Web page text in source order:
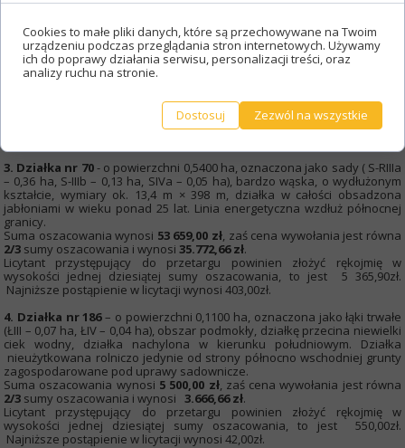
(RIIIa – 0,41 ha) sady (S-RIIIa – 0,18 ha), grunty zadrzewione i zakrzewione
(LzIV – 0,09 ha), pastwiska trwałe (PsIV – 0,04 ha) i rowy (W- 0,01 ha),
bardzo wąska, o wydłużonym kształcie, wymiary ok. 13,5 m × 573 m,
działka w całości obsadzona drzewami śliwy w wieku ponad 8 lat.
sumy oszacowania i wynosi48.359,33 zł.
Licytant przystępujący do przetargu powinien złożyć rękojmię w
wysokości jednej dziesiątej sumy oszacowania, to jest 7 253,90zł.
3. Działka nr 70- o powierzchni 0,5400 ha, oznaczona jako sady ( S-RIIIa
– 0,36 ha, S-IIIb – 0,13 ha, SIVa – 0,05 ha), bardzo wąska, o wydłużonym
kształcie, wymiary ok. 13,4 m × 398 m, działka w całości obsadzona
jabłoniami w wieku ponad 25 lat. Linia energetyczna wzdłuż północnej
granicy.
Suma oszacowania wynosi 53 659,00 zł, zaś cena wywołania jest równa
2/3 sumy oszacowania i wynosi 35.772,66 zł.
Licytant przystępujący do przetargu powinien złożyć rękojmię w
wysokości jednej dziesiątej sumy oszacowania, to jest 5 365,90zł.
Najniższe postąpienie w licytacji wynosi 403,00zł.
4. Działka nr 186– o powierzchni 0,1100 ha, oznaczona jako łąki trwałe
(ŁIII – 0,07 ha, ŁIV – 0,04 ha), obszar podmokły, działkę przecina niewielki
ciek wodny, działka nachylona w kierunku południowym. Działka
nieużytkowana rolniczo jedynie od strony północno wschodniej grunty
zagospodarowane pod uprawy sadownicze.
Suma oszacowania wynosi 5 500,00 zł, zaś cena wywołania jest równa
2/3 sumy oszacowania i wynosi 3.666,66 zł.
Licytant przystępujący do przetargu powinien złożyć rękojmię w
wysokości jednej dziesiątej sumy oszacowania, to jest 550,00zł.
Najniższe postąpienie w licytacji wynosi 42,00zł.
Cookies to małe pliki danych, które są przechowywane na Twoim
urządzeniu podczas przeglądania stron internetowych. Używamy
ich do poprawy działania serwisu, personalizacji treści, oraz
analizy ruchu na stronie.
Dostosuj Zezwól na wszystkie